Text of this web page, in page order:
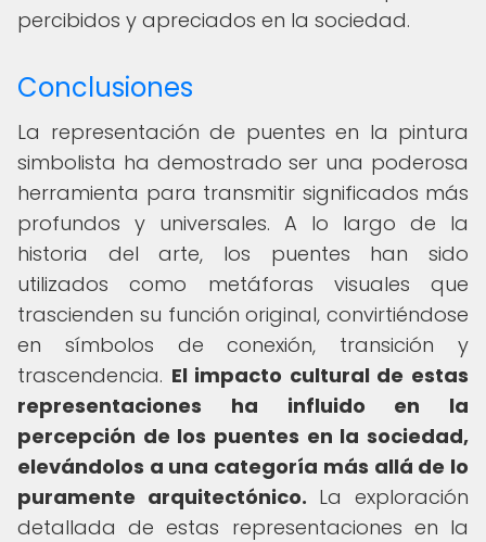
percibidos y apreciados en la sociedad.
Conclusiones
La representación de puentes en la pintura
simbolista ha demostrado ser una poderosa
herramienta para transmitir significados más
profundos y universales. A lo largo de la
historia del arte, los puentes han sido
utilizados como metáforas visuales que
trascienden su función original, convirtiéndose
en símbolos de conexión, transición y
trascendencia. El impacto cultural de estas
representaciones ha influido en la
percepción de los puentes en la sociedad,
elevándolos a una categoría más allá de lo
puramente arquitectónico. La exploración
detallada de estas representaciones en la